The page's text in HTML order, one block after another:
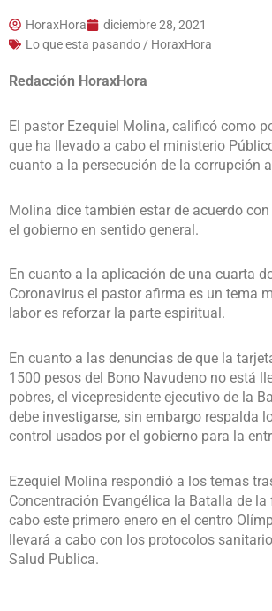
HoraxHora
diciembre 28, 2021
Lo que esta pasando / HoraxHora
Redacción HoraxHora
El pastor Ezequiel Molina, calificó como
que ha llevado a cabo el ministerio
cuanto a la persecución de la corrupción
Molina dice también estar de acuerdo
el gobierno en sentido general.
En cuanto a la aplicación de una cuarta
Coronavirus el pastor afirma es un tema
labor es reforzar la parte espiritual.
En cuanto a las denuncias de que la
1500 pesos del Bono Navudeno no está
pobres, el vicepresidente ejecutivo de la
debe investigarse, sin embargo respalda
control usados por el gobierno para la
Ezequiel Molina respondió a los temas
Concentración Evangélica la Batalla de la
cabo este primero enero en el centro
llevará a cabo con los protocolos
Salud Publica.